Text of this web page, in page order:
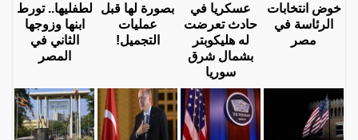
خوض انتخابات
الرئاسة في
مصر
عسكريا في
حادث تعرضت
له هليكوبتر
بشمال شرق
سوريا
بصورة لها قبل
عمليات
التجميل!
لطفليها.. تورط
ابنها وزوجها
الثاني في
المصر